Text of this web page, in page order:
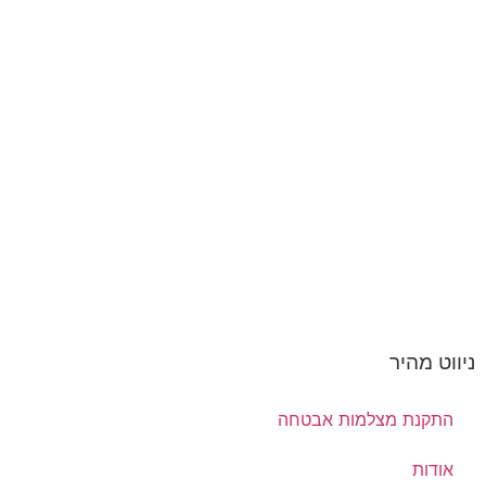
ניווט מהיר
התקנת מצלמות אבטחה
אודות